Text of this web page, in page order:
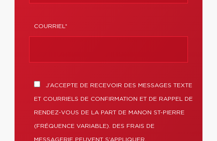
COURRIEL*
J’ACCEPTE DE RECEVOIR DES MESSAGES TEXTE
ET COURRIELS DE CONFIRMATION ET DE RAPPEL DE
RENDEZ-VOUS DE LA PART DE MANON ST-PIERRE
(FRÉQUENCE VARIABLE). DES FRAIS DE
MESSAGERIE PEUVENT S’APPLIQUER.